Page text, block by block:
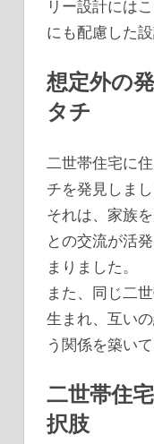
リー設計には
にも配慮した
想定外の
タチ
二世帯住宅に
チを発見しまし
それは、家族
との交流が活
まりました。
また、同じ二
生まれ、互い
う関係を築いて
二世帯住
択肢